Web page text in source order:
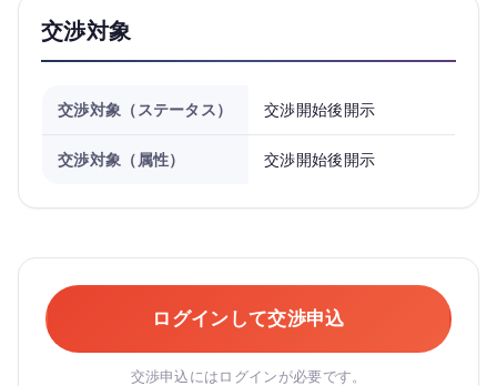
交渉対象
交渉対象（ステータス） 交渉開始後開示
交渉対象（属性） 交渉開始後開示
ログインして交渉申込
交渉申込にはログインが必要です。